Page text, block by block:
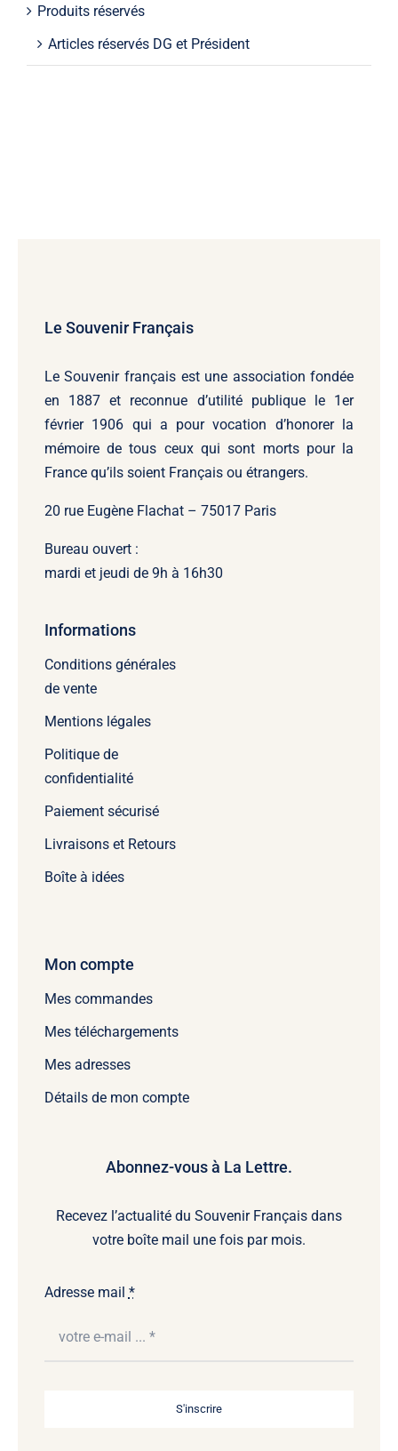
Produits réservés
Articles réservés DG et Président
Le Souvenir Français
Le Souvenir français est une association fondée
en 1887 et reconnue d’utilité publique le 1er
février 1906 qui a pour vocation d’honorer la
mémoire de tous ceux qui sont morts pour la
France qu’ils soient Français ou étrangers.
20 rue Eugène Flachat – 75017 Paris
Bureau ouvert :
mardi et jeudi de 9h à 16h30
Informations
Conditions générales
de vente
Mentions légales
Politique de
confidentialité
Paiement sécurisé
Livraisons et Retours
Boîte à idées
Mon compte
Mes commandes
Mes téléchargements
Mes adresses
Détails de mon compte
Abonnez-vous à La Lettre.
Recevez l’actualité du Souvenir Français dans
votre boîte mail une fois par mois.
Adresse mail *
S'inscrire